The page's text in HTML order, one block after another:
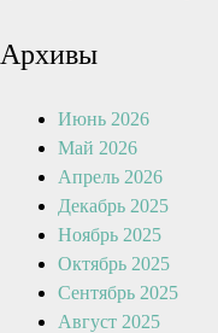
Архивы
Июнь 2026
Май 2026
Апрель 2026
Декабрь 2025
Ноябрь 2025
Октябрь 2025
Сентябрь 2025
Август 2025